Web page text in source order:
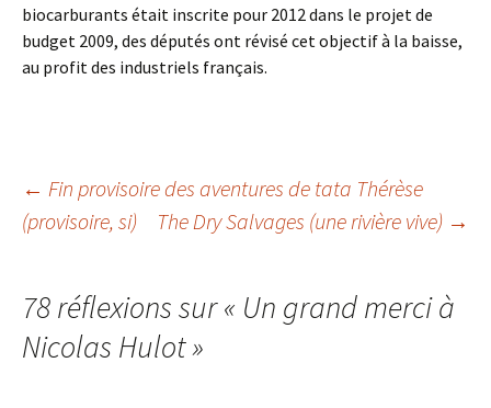
biocarburants était inscrite pour 2012 dans le projet de
budget 2009, des députés ont révisé cet objectif à la baisse,
au profit des industriels français.
Navigation
articles
← Fin provisoire des aventures de tata Thérèse
(provisoire, si)
The Dry Salvages (une rivière vive) →
78 réflexions sur « Un grand merci à
Nicolas Hulot»